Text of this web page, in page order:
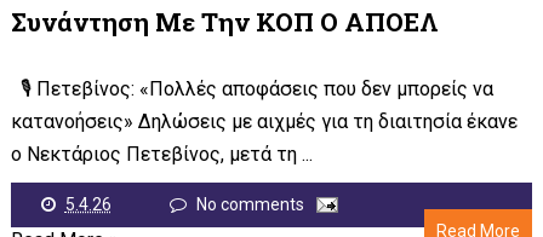
Συνάντηση Με Την ΚΟΠ Ο ΑΠΟΕΛ
🎙️ Πετεβίνος: «Πολλές αποφάσεις που δεν μπορείς να
κατανοήσεις» Δηλώσεις με αιχμές για τη διαιτησία έκανε
ο Νεκτάριος Πετεβίνος, μετά τη ...
5.4.26
No comments
Read More